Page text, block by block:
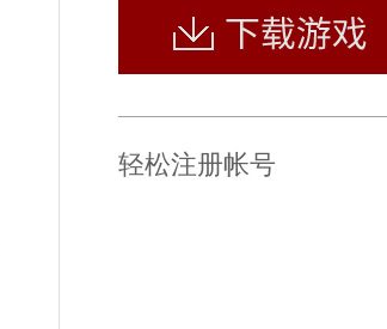
轻松注册帐号